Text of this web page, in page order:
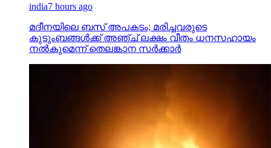
india7 hours ago
മദീനയിലെ ബസ് അപകടം; മരിച്ചവരുടെ
കുടുംബങ്ങള്‍ക്ക് അഞ്ച് ലക്ഷം വീതം ധനസഹായം
നല്‍കുമെന്ന് തെലങ്കാന സര്‍ക്കാര്‍